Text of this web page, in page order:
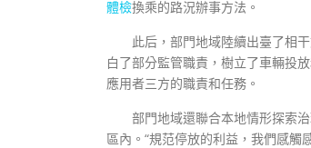
體檢換乘的路況辦事方法。
此后，部門地域陸續出臺了相
白了部分監管職責，樹立了車輛投
應用者三方的職責和任務。
部門地域還聯合本地情形探索
區內。“規范停放的利益，我們感觸